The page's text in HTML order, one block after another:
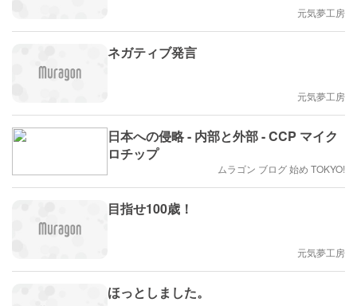
元気夢工房
ネガティブ発言
元気夢工房
日本への侵略 - 内部と外部 - CCP マイク
ロチップ
ムラゴン ブログ 始め TOKYO!
目指せ100歳！
元気夢工房
ほっとしました。